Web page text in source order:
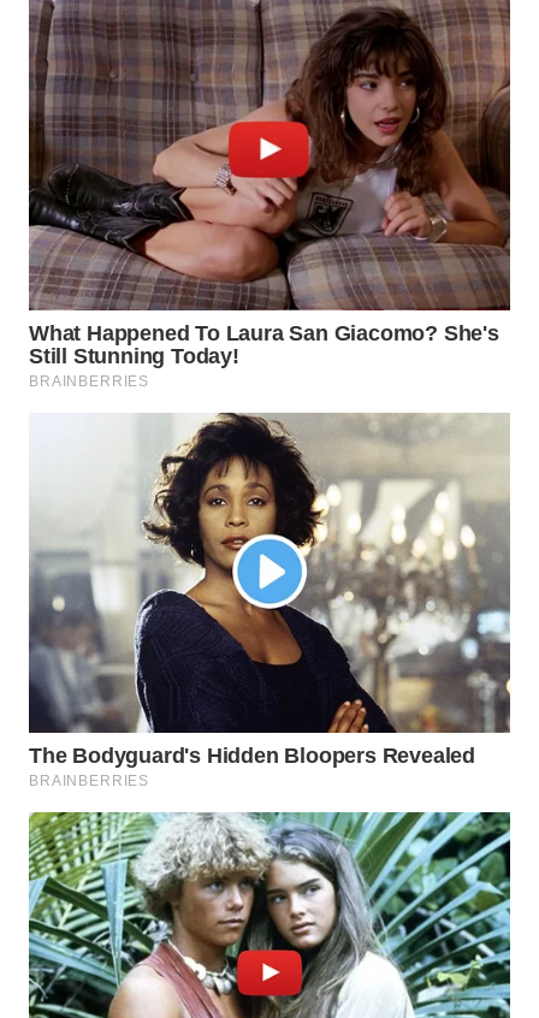
WN
BORNEO
Wahana
Group
WAHANA
NEWS
WAHANA
TANI
INFRASTRUKTUR
WAHANA
KONSUMEN
WAHANA
LISTRIK
WAHANA
WAHANA
TV
WAHANANEWS
ID